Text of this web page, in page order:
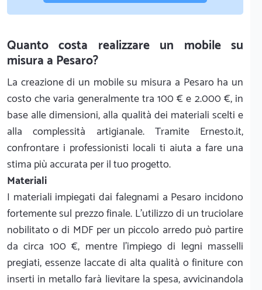
Quanto costa realizzare un mobile su
misura a Pesaro?
La creazione di un mobile su misura a Pesaro ha un
costo che varia generalmente tra 100 € e 2.000 €, in
base alle dimensioni, alla qualità dei materiali scelti e
alla complessità artigianale. Tramite Ernesto.it,
confrontare i professionisti locali ti aiuta a fare una
stima più accurata per il tuo progetto.
Materiali
I materiali impiegati dai falegnami a Pesaro incidono
fortemente sul prezzo finale. L'utilizzo di un truciolare
nobilitato o di MDF per un piccolo arredo può partire
da circa 100 €, mentre l'impiego di legni masselli
pregiati, essenze laccate di alta qualità o finiture con
inserti in metallo farà lievitare la spesa, avvicinandola